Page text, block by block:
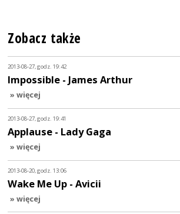
Zobacz także
2013-08-27, godz. 19:42
Impossible - James Arthur
» więcej
2013-08-27, godz. 19:41
Applause - Lady Gaga
» więcej
2013-08-20, godz. 13:06
Wake Me Up - Avicii
» więcej